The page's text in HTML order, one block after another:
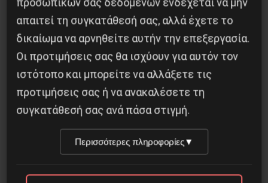
Γελοιογραφία: 1821
απαιτεί τη συγκατάθεσή σας, αλλά έχετε το
δικαίωμα να αρνηθείτε αυτήν την επεξεργασία.
Οι προτιμήσεις σας θα ισχύουν για αυτόν τον
ιστότοπο και μπορείτε να αλλάξετε τις
προτιμήσεις σας ή να ανακαλέσετε τη
συγκατάθεσή σας ανά πάσα στιγμή.
Περισσότερες πληροφορίες▼